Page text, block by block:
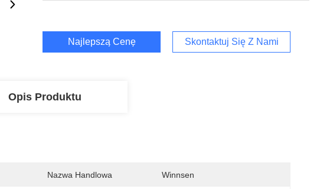
Najlepszą Cenę Skontaktuj Się Z Nami
Opis Produktu
Nazwa Handlowa Winnsen